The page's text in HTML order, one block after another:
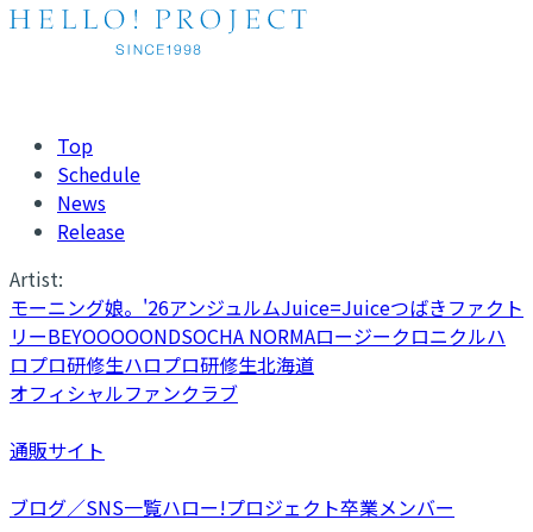
Top
Schedule
News
Release
Artist:
モーニング娘。'26アンジュルムJuice=Juiceつばきファクト
リーBEYOOOOONDSOCHA NORMAロージークロニクルハ
ロプロ研修生ハロプロ研修生北海道
オフィシャルファンクラブ
通販サイト
ブログ／SNS一覧ハロー!プロジェクト卒業メンバー